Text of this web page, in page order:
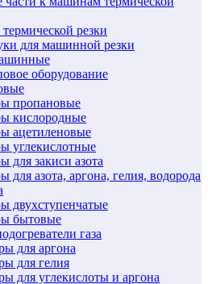
резки
для машинной резки
оборудование
пропановые
кислородные
ацетиленовые
углекислотные
для закиси азота
для азота, аргона, гелия, водорода
двухступенчатые
бытовые
газа
для аргона
для гелия
для углекислоты и аргона